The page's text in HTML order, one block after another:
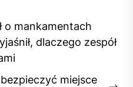
o mankamentach
dlaczego zespół
miejsce